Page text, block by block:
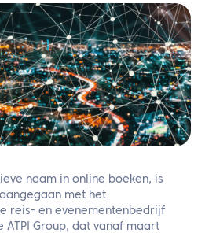
met ons op
naam in online boeken, is
met het
reis- en evenementenbedrijf
Group, dat vanaf maart